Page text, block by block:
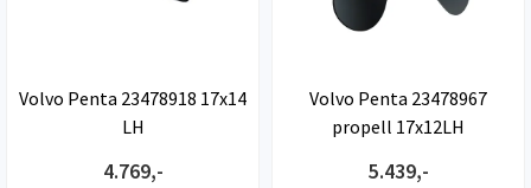
Volvo Penta 23478918 17x14
LH
4.769,-
Volvo Penta 23478967
propell 17x12LH
5.439,-